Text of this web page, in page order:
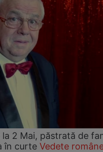
2 Mai, păstrată de
în curte Vedete